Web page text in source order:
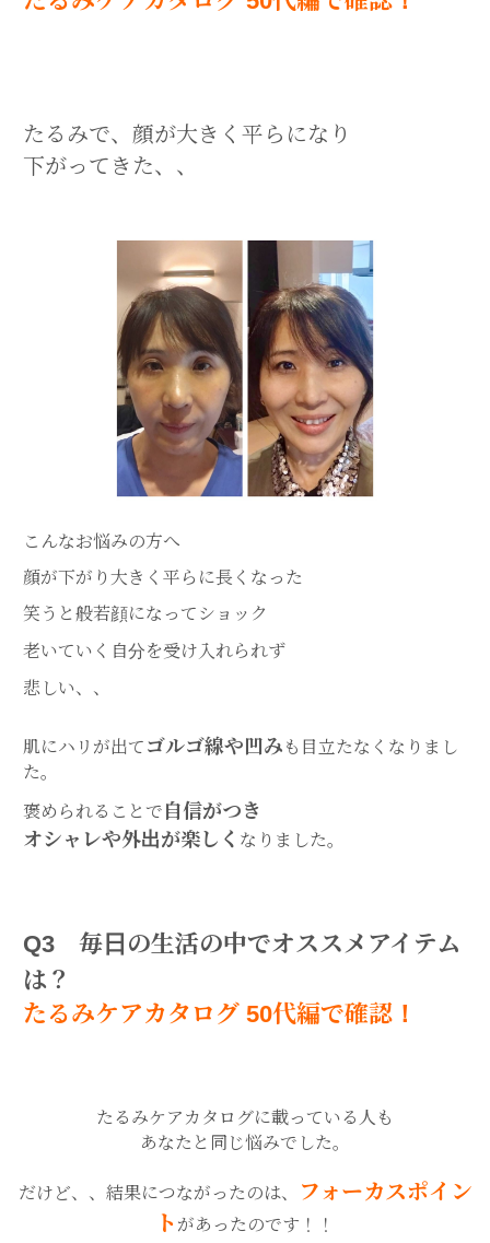
たるみで、顔が大きく平らになり
下がってきた、、
こんなお悩みの方へ
顔が下がり大きく平らに長くなった
笑うと般若顔になってショック
老いていく自分を受け入れられず
悲しい、、
肌にハリが出て ゴルゴ線や凹み も目立たなくなりまし
た。
褒められることで 自信がつき
オシャレや外出が楽しく なりました。
Q3 毎日の生活の中でオススメアイテム
は？
たるみケアカタログ 50代編で確認！
たるみケアカタログに載っている人も
あなたと同じ悩みでした。
だけど、、結果につながったのは、
フォーカスポイン
ト があったのです！！